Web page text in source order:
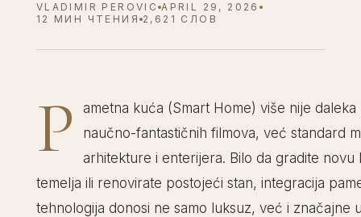
VLADIMIR PEROVIC APRIL 29, 2026
12 МИН ЧТЕНИЯ 2,621 СЛОВ
P
ametna kuća (Smart Home) više nije
naučno-fantastičnih filmova, već standard
arhitekture i enterijera. Bilo da gradite novu
temelja ili renovirate postojeći stan, integracija
tehnologija donosi ne samo luksuz, već i značajne